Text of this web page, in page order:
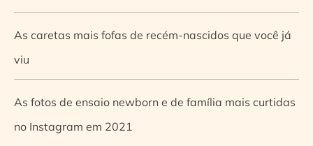
As caretas mais fofas de recém-nascidos que você já
viu
As fotos de ensaio newborn e de família mais curtidas
no Instagram em 2021